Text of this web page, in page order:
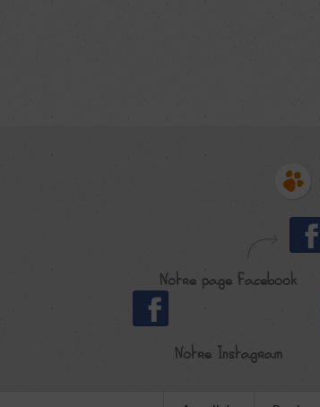
Notre page Facebook
Notre Instagram